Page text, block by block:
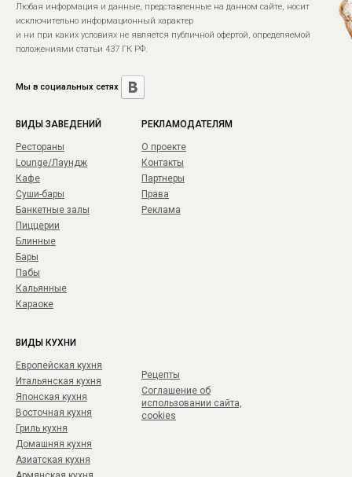
Любая информация и данные, представленные на данном сайте, носит
исключительно информационный характер
и ни при каких условиях не является публичной офертой, определяемой
положениями статьи 437 ГК РФ.
Мы в социальных сетях
ВИДЫ ЗАВЕДЕНИЙ
Рестораны
Lounge/Лаундж
Кафе
Суши-бары
Банкетные залы
Пиццерии
Блинные
Бары
Пабы
Кальянные
Караоке
РЕКЛАМОДАТЕЛЯМ
О проекте
Контакты
Партнеры
Права
Реклама
ВИДЫ КУХНИ
Европейская кухня
Итальянская кухня
Японская кухня
Восточная кухня
Гриль кухня
Домашняя кухня
Азиатская кухня
Рецепты
Соглашение об
использовании сайта,
cookies